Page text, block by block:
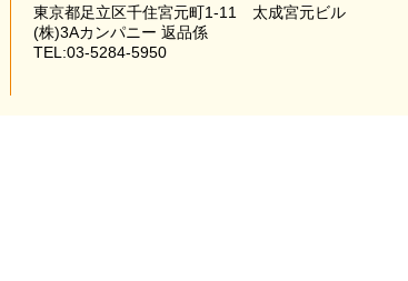
東京都足立区千住宮元町1-11 太成宮元ビル
(株)3Aカンパニー 返品係
TEL:03-5284-5950